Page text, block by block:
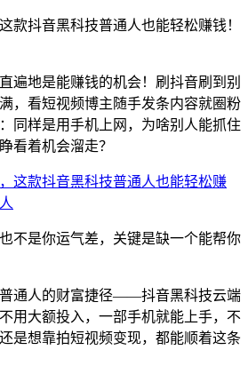
款抖音黑科技普通人也能轻松赚钱！
遍地是能赚钱的机会！刷抖音刷到别
，看短视频博主随手发条内容就圈粉
同样是用手机上网，为啥别人能抓住
看着机会溜走？
不是你运气差，关键是缺一个能帮你
通人的财富捷径——抖音黑科技云端
用大额投入，一部手机就能上手，不
是想靠拍短视频变现，都能顺着这条